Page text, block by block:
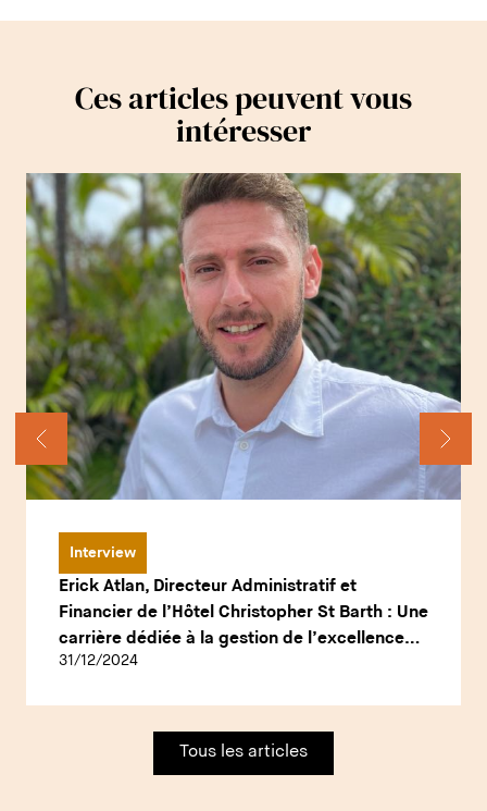
Ces articles peuvent vous
intéresser
Interview
Erick Atlan, Directeur Administratif et
Financier de l’Hôtel Christopher St Barth : Une
carrière dédiée à la gestion de l’excellence
hôtelière
31/12/2024
Tous les articles